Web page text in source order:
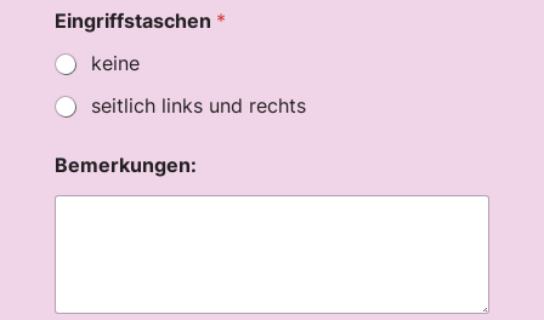
Eingriffstaschen *
keine
seitlich links und rechts
Bemerkungen: